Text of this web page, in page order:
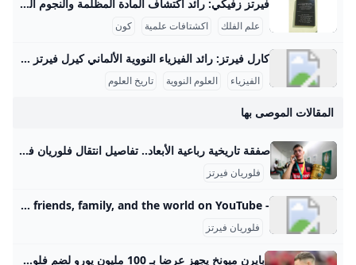
فيرتز زفيكي: رائد اكتشاف المادة المظلمة والنجوم النيوترونية يسرني تقديم مقال مفصل عن شخصية فريتز زفيكي وإسهاماته العلمية في علم الفلك: فريتز زفيكي: رائد اكتشاف المادة المظلمة والنجوم النيوترونية فريتز زفيكي (14 فبراير 1898 - 8 فبراير 1974) كان عالم فلك سويسري عمل معظم حياته في معهد كاليفورنيا للتكنولوجيا بالولايات المتحدة، وأحدث ثورة في فهمنا للكون من خلال أفكاره واكتشافاته الرائدة. تلقى تعليمه الثانوي في زيوريخ، ثم درس الرياضيات والفيزياء التجريبية بين 1917 و1925 على يد كبار العلماء أمثال أوجوست بيكارد وألبرت أينشتاين، مما أكسبه قاعدة علمية راسخة ساعدته في إرساء أسس علم الفلك الحديث.
علم الفلك اكشتافات علمية كون
كارل فيرتز: رائد الفيزياء النووية الألماني كيرل فيرتز هو عالم فيزياء نووية ألماني بارز وُلد في 24 أبريل 1910 في كولونيا وتوفي في 12 فبراير 1994. حصل على شهادة الدكتوراه في عام 1934 بعد دراسته الفيزياء والكيمياء والرياضيات في جامعات بون وفرايبورغ وبريسلّاو. درّس بعد ذلك كمساعد تدريس لوزير التعليم الألماني كارل فريدريش بونهوفر في جامعة لايبتزغ، وكان عضواً في رابطة المعلمين النازية خلال الفترة النازية في ألمانيا، رغم أنه لم يكن عضواً في الحزب النازي. مهنياً، تميز فيرتز بعمله في معهد كايزر فيلهلم للفيزياء في برلين منذ عام 1937، حيث عمل على تصميم المفاعلات النووية خلال الحرب العالمية الثانية، وبالأخص مفاعل الطبقات الأفقية، بالإضافة إلى قيادة قسم التجارب في المعهد الذي نقل إلى هيتشينجن لتجنب تأثير القصف الجوي في 1944.
الفيزياء العلوم النووية تاريخ العلوم
المقالات الموصى بها
صفقة تاريخية رباعية الأبعاد.. تفاصيل انتقال فلوريان فيرتز إلى ليفربول حسم ليفربول تعاقده مع الألماني فلوريان فيرتز نجم باير ليفركوزن، ليسدل الستار على أسابيع طويلة من المفاوضات. العين الرياضية الأربعاء 2025/6/11 01:06 ص بتوقيت أبوظبي وحسب الصحفي الإيطالي الموثوق فابريزيو رومانو، خبير الانتقالات في أوروبا، فإن فلوريان فيرتز أصبح لاعباً جديداً لليفربول مقابل 150 مليون يورو شاملة الإضافات، لتصبح صفقة قياسية رباعية الأبعاد. بهدف قاتل.. منتخب عمان يعبر فلسطين إلى ملحق كأس العالم وبمجرد إتمام الصفقة بشكل رسمي، يصبح فيرتز أغلى صفقة في تاريخ ليفربول، وكذلك أغلى صفقة في تاريخ الدوري الإنجليزي الممتاز بشكل عام.
فلوريان فيرتز
- YouTube Enjoy the videos and music you love, upload original content, and share it all with friends, family, and the world on YouTube.
فلوريان فيرتز
بايرن ميونخ يجهز عرضا بـ 100 مليون يورو لضم فلوريان فيرتز من ليفركوزن - اليوم السابع كشفت تقارير صحفية عن اقتراب نادي بايرن ميونخ الألماني من الحصول على خدمات فلوريان فيرتز نجم باير ليفركوزن خلال سوق الانتقالات الصيفية المقبلة بايرن ميونخ يجهز عرضا بـ 100 مليون يورو لضم فلوريان فيرتز من ليفركوزن الجمعة، 09 مايو 2025 08:04 م البايرن اخبار بايرن ميونخ فلوريان فيرتز ريال مدريد باير ليفركوزن مانشستر سيتي من الشهرة للسجن.. قصة سقوط صانعة المحتوى سوزي الأردنية وزارة الزراعة تطرح طبق البيض بـ130 جنيها فى منافذها المتحركة لمواجهة الغلاء قانون حماية المستهلك يلزم الموردين بـ10 بيانات أساسية على السلع غرامات بالملايين وسجن مشدد.